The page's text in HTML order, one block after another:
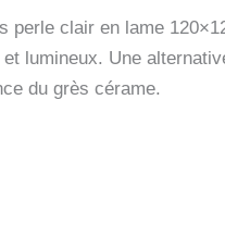
perle clair en lame
lumineux. Une
du grès cérame.